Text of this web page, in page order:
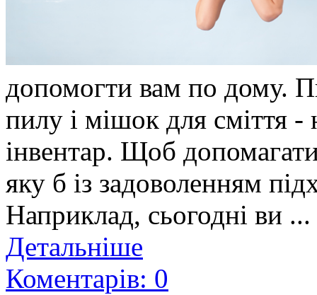
допомогти вам по дому.
пилу і мішок для сміття
інвентар. Щоб
яку б із задоволенням
Наприклад, сьогодні ви ...
Детальніше
Коментарів: 0